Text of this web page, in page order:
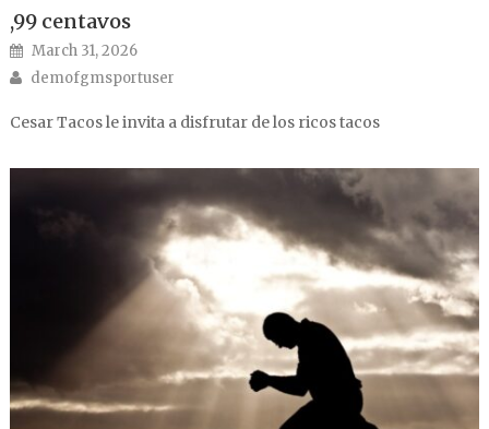
,99 centavos
Posted on
March 31, 2026
Author
demofgmsportuser
Cesar Tacos le invita a disfrutar de los ricos tacos